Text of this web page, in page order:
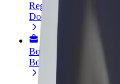
Registriraj se kao
Dodaj svoju flotu na
Bolt for Business
Bolt proizvodi i usluge